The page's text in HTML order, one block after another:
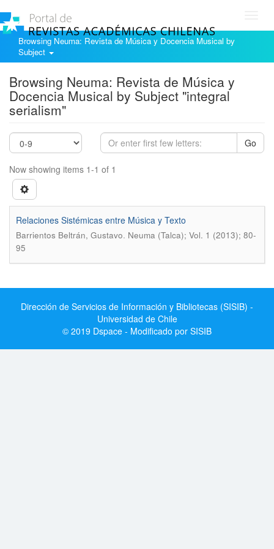
Browsing Neuma: Revista de Música y Docencia Musical by
Subject
Browsing Neuma: Revista de Música y
Docencia Musical by Subject "integral
serialism"
Go
Now showing items 1-1 of 1
Relaciones Sistémicas entre Música y Texto
Barrientos Beltrán, Gustavo. Neuma (Talca); Vol. 1 (2013); 80-
95
Dirección de Servicios de Información y Bibliotecas (SISIB) -
Universidad de Chile
© 2019 Dspace - Modificado por SISIB